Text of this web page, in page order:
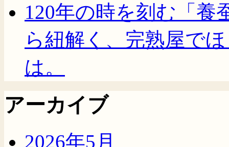
120年の時を刻む「養
ら紐解く、完熟屋で
は。
アーカイブ
2026年5月